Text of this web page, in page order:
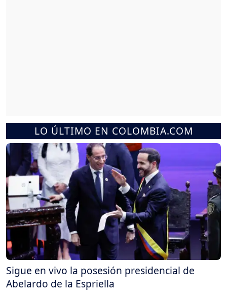
LO ÚLTIMO EN COLOMBIA.COM
Sigue en vivo la posesión presidencial de
Abelardo de la Espriella